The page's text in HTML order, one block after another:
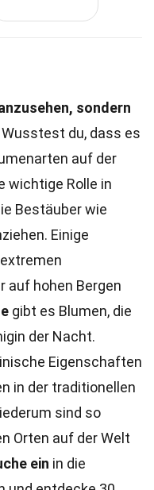
sondern
Wusstest du, dass es
auf der
wichtige Rolle in
Bestäuber wie
Einige
auf hohen Bergen
gibt es Blumen, die
der Nacht.
Eigenschaften
in der traditionellen
sind so
Orten auf der Welt
ein in die